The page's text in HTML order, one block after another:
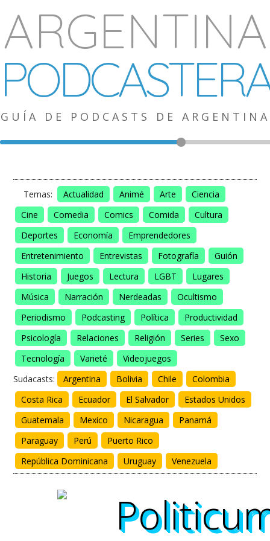
ARGENTINA
GUÍA DE PODCASTS DE ARGENTINA
Temas: Actualidad Animé Arte
Ciencia
Cine
Comedia Comics Comida
Cultura
Deportes
Economía
Emprendedores
Entretenimiento
Entrevistas Fotografía
Guión
Historia
Juegos Lectura LGBT
Lugares
Música
Narración Nerdeadas
Ocultismo
Periodismo
Podcasting Política
Productividad
Psicología
Relaciones Religión Series
Sexo
Tecnología
Varieté
Videojuegos
Sudacasts:
Argentina Bolivia Chile
Colombia
Costa Rica
Ecuador El Salvador
Estados Unidos
Guatemala
Mexico Nicaragua
Panamá
Paraguay
Perú
Puerto Rico
República Dominicana
Uruguay Venezuela